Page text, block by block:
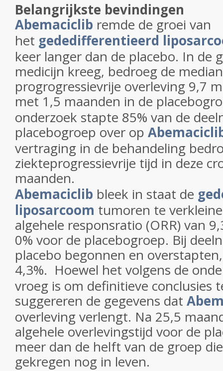
Belangrijkste bevindingen
Abemaciclib remde de groei van
het gededifferentieerd
keer langer dan de placebo. In de
medicijn kreeg, bedroeg de
progrogressievrije overleving 9,7
met 1,5 maanden in de
onderzoek stapte 85% van de
placebogroep over op
vertraging in de behandeling
ziekteprogressievrije tijd in deze
maanden.
Abemaciclib bleek in staat de
liposarcoom tumoren te
algehele responsratio (ORR) van
0% voor de placebogroep. Bij
placebo begonnen en
4,3%. Hoewel het volgens de
vroeg is om definitieve conclusies
suggereren de gegevens dat
overleving verlengt. Na 25,5
algehele overlevingstijd voor de
meer dan de helft van de groep
gekregen nog in leven.